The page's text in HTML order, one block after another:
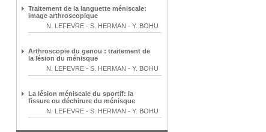
Traitement de la languette méniscale:
image arthroscopique
N. LEFEVRE - S. HERMAN - Y. BOHU
Arthroscopie du genou : traitement de
la lésion du ménisque
N. LEFEVRE - S. HERMAN - Y. BOHU
La lésion méniscale du sportif: la
fissure ou déchirure du ménisque
N. LEFEVRE - S. HERMAN - Y. BOHU